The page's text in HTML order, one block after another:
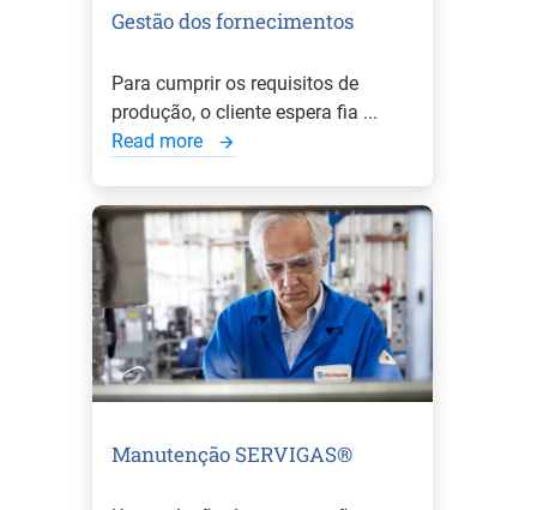
Gestão dos fornecimentos
Para cumprir os requisitos de
produção, o cliente espera fia ...
Read more
Manutenção SERVIGAS®